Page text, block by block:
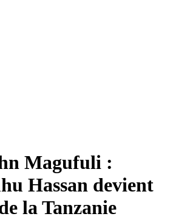
Magufuli :
Hassan devient
la Tanzanie